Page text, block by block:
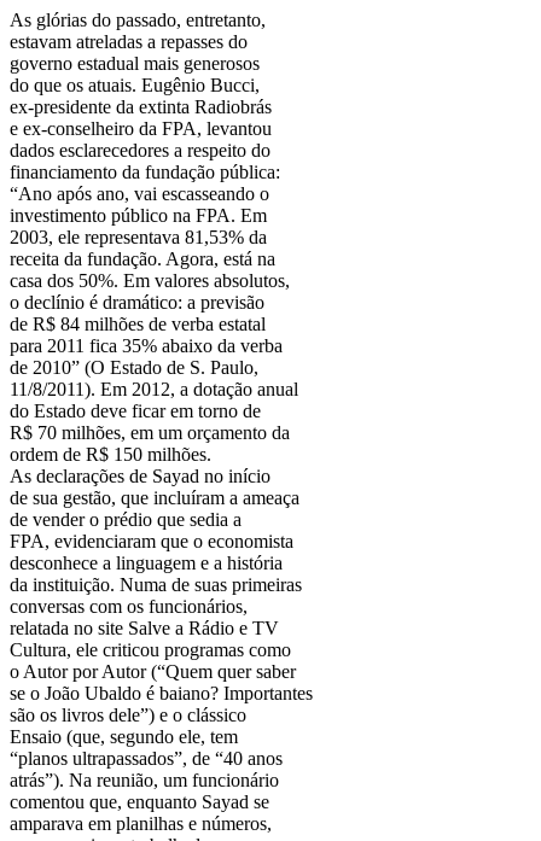
As glórias do passado, entretanto,
estavam atreladas a repasses do
governo estadual mais generosos
do que os atuais. Eugênio Bucci,
ex-presidente da extinta Radiobrás
e ex-conselheiro da FPA, levantou
dados esclarecedores a respeito do
financiamento da fundação pública:
“Ano após ano, vai escasseando o
investimento público na FPA. Em
2003, ele representava 81,53% da
receita da fundação. Agora, está na
casa dos 50%. Em valores absolutos,
o declínio é dramático: a previsão
de R$ 84 milhões de verba estatal
para 2011 fica 35% abaixo da verba
de 2010” (O Estado de S. Paulo,
11/8/2011). Em 2012, a dotação anual
do Estado deve ficar em torno de
R$ 70 milhões, em um orçamento da
ordem de R$ 150 milhões.
As declarações de Sayad no início
de sua gestão, que incluíram a ameaça
de vender o prédio que sedia a
FPA, evidenciaram que o economista
desconhece a linguagem e a história
da instituição. Numa de suas primeiras
conversas com os funcionários,
relatada no site Salve a Rádio e TV
Cultura, ele criticou programas como
o Autor por Autor (“Quem quer saber
se o João Ubaldo é baiano? Importantes
são os livros dele”) e o clássico
Ensaio (que, segundo ele, tem
“planos ultrapassados”, de “40 anos
atrás”). Na reunião, um funcionário
comentou que, enquanto Sayad se
amparava em planilhas e números,